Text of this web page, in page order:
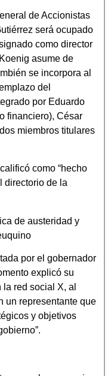
de Accionistas
será ocupado
como director
asume de
se incorpora al
del
por Eduardo
financiero), César
miembros titulares
como “hecho
directorio de la
de austeridad y
por el gobernador
explicó su
red social X, al
un representante que
y objetivos